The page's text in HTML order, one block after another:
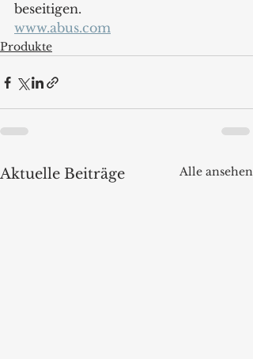
beseitigen.
www.abus.com
Produkte
Aktuelle Beiträge Alle ansehen